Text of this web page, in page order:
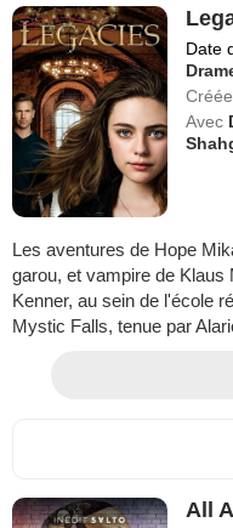
Date
Avec
Les aventures de Hope
garou, et vampire de
Kenner, au sein de l'école
Mystic Falls, tenue par
All